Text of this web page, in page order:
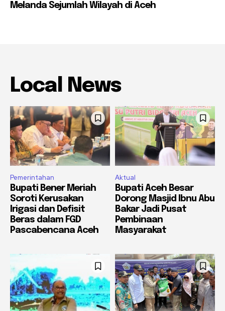
Melanda Sejumlah Wilayah di Aceh
Local News
Pemerintahan
Bupati Bener Meriah
Soroti Kerusakan
Irigasi dan Defisit
Beras dalam FGD
Pascabencana Aceh
Aktual
Bupati Aceh Besar
Dorong Masjid Ibnu Abu
Bakar Jadi Pusat
Pembinaan
Masyarakat